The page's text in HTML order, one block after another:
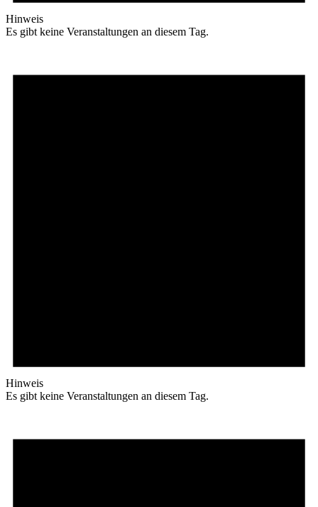
Hinweis
Es gibt keine Veranstaltungen an diesem Tag.
Hinweis
Es gibt keine Veranstaltungen an diesem Tag.